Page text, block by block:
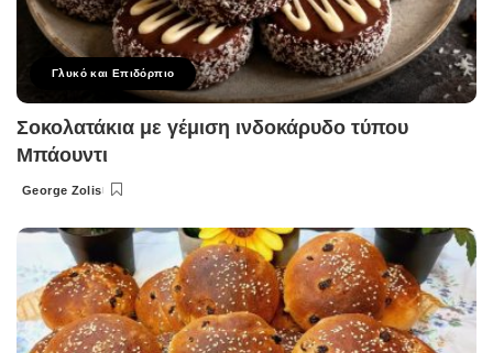
Γλυκό και Επιδόρπιο
Σοκολατάκια με γέμιση ινδοκάρυδο τύπου
Μπάουντι
Posted
George Zolis